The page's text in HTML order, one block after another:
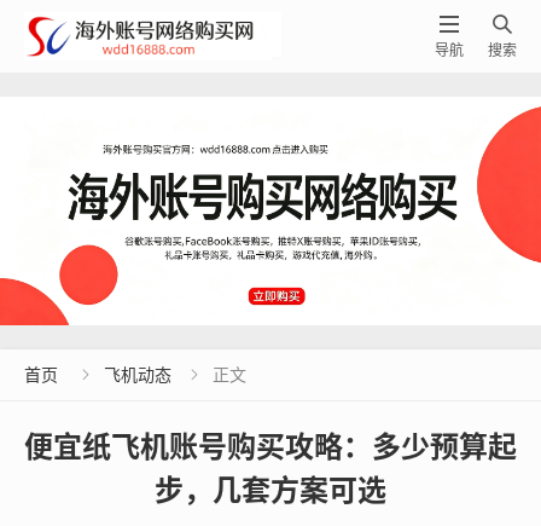

搜索

导航
首页  飞机动态  正文
便宜纸飞机账号购买攻略：多少预算起
步，几套方案可选